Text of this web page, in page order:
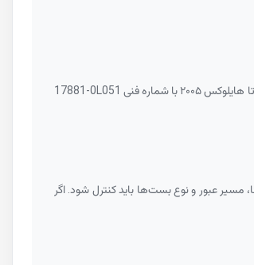
17881-0L051
عبور و نوع بست‌ها باید کنترل شود. اگر